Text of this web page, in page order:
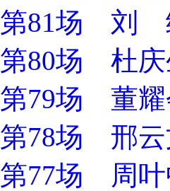
第81场 刘
第80场 杜庆
第79场 董耀
第78场 邢云
第77场 周叶